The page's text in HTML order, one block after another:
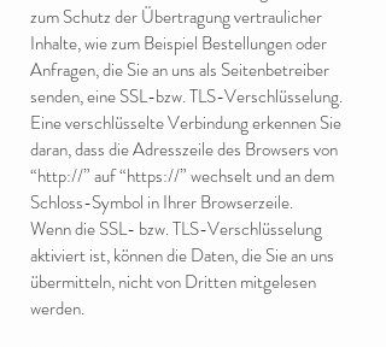
zum Schutz der Übertragung vertraulicher
Inhalte, wie zum Beispiel Bestellungen oder
Anfragen, die Sie an uns als Seitenbetreiber
senden, eine SSL-bzw. TLS-Verschlüsselung.
Eine verschlüsselte Verbindung erkennen Sie
daran, dass die Adresszeile des Browsers von
“http://” auf “https://” wechselt und an dem
Schloss-Symbol in Ihrer Browserzeile.
Wenn die SSL- bzw. TLS-Verschlüsselung
aktiviert ist, können die Daten, die Sie an uns
übermitteln, nicht von Dritten mitgelesen
werden.